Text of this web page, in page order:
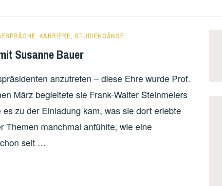
KARRIERE STUDIENGÄNGE
Susanne Bauer
anzutreten – diese Ehre wurde Prof.
März begleitete sie Frank-Walter Steinmeiers
zu der Einladung kam, was sie dort erlebte
Themen manchmal anfühlte, wie eine
seit …